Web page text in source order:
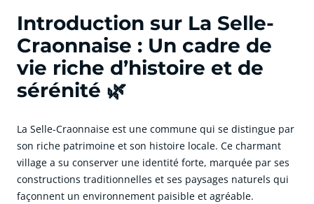
Introduction sur La Selle-
Craonnaise : Un cadre de
vie riche d’histoire et de
sérénité 🌿
La Selle-Craonnaise est une commune qui se distingue par
son riche patrimoine et son histoire locale. Ce charmant
village a su conserver une identité forte, marquée par ses
constructions traditionnelles et ses paysages naturels qui
façonnent un environnement paisible et agréable.